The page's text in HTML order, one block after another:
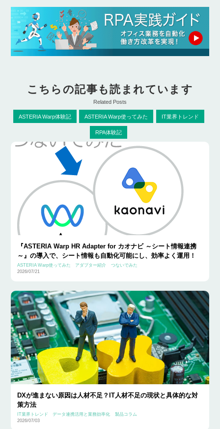
こちらの記事も読まれています
Related Posts
ASTERIA Warp体験記 ASTERIA Warp使ってみた IT業界トレンド
RPA体験記
『ASTERIA Warp HR Adapter for カオナビ ～シート情報連携
～』の導入で、シート情報も自動化可能にし、効率よく運用！
ASTERIA Warp使ってみた アダプター紹介
つないでみた
2026/07/21
DXが進まない原因は人材不足？IT人材不足の現状と具体的な対
策方法
IT業界トレンド データ連携活用と業務効率化
製品コラム
2026/07/03